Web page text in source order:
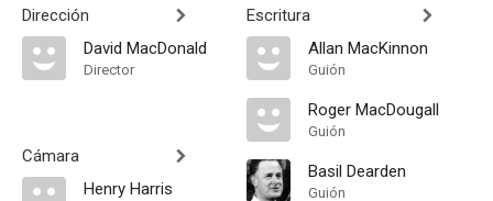
Dirección
David MacDonald
Director
Cámara
Henry Harris
Escritura
Allan MacKinnon
Guión
Roger MacDougall
Guión
Basil Dearden
Guión